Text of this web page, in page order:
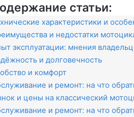
статьи:
характеристики и
и недостатки
эксплуатации: мнения
и долговечность
и комфорт
и ремонт: на что
и цены на классический
и ремонт: на что